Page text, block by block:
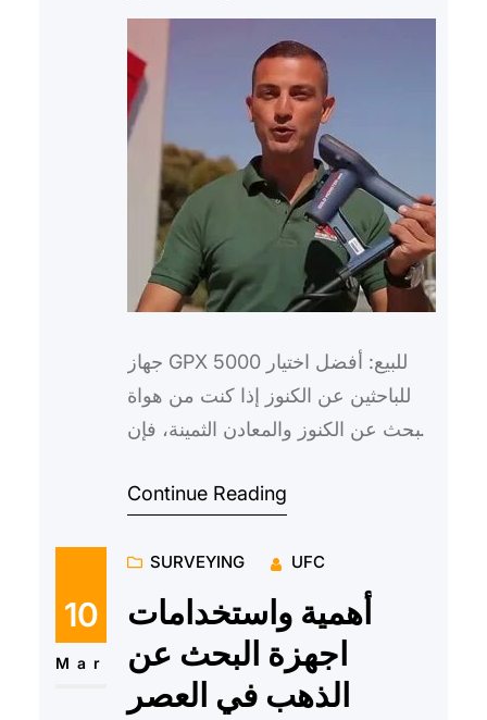
جهاز GPX 5000 للبيع: أفضل اختيار
للباحثين عن الكنوز إذا كنت من هواة
البحث عن الكنوز والمعادن الثمينة، فإن
يعتبر هذا الج…
Continue Reading
10
Mar
SURVEYING UFC
أهمية واستخدامات
اجهزة البحث عن
الذهب في العصر